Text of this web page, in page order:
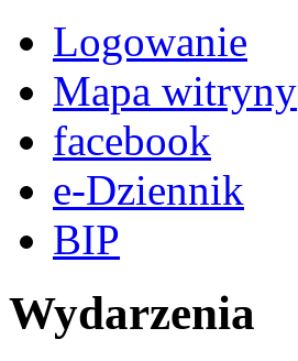
Logowanie
Mapa witryny
facebook
e-Dziennik
BIP
Wydarzenia